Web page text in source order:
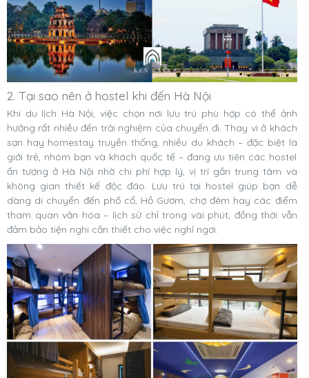
2. Tại sao nên ở hostel khi đến Hà Nội
Khi du lịch Hà Nội, việc chọn nơi lưu trú phù hợp có thể ảnh
hưởng rất nhiều đến trải nghiệm của chuyến đi. Thay vì ở khách
sạn hay homestay truyền thống, nhiều du khách – đặc biệt là
giới trẻ, nhóm bạn và khách quốc tế – đang ưu tiên các hostel
ấn tượng ở Hà Nội nhờ chi phí hợp lý, vị trí gần trung tâm và
không gian thiết kế độc đáo. Lưu trú tại hostel giúp bạn dễ
dàng di chuyển đến phố cổ, Hồ Gươm, chợ đêm hay các điểm
tham quan văn hóa – lịch sử chỉ trong vài phút, đồng thời vẫn
đảm bảo tiện nghi cần thiết cho việc nghỉ ngơi.